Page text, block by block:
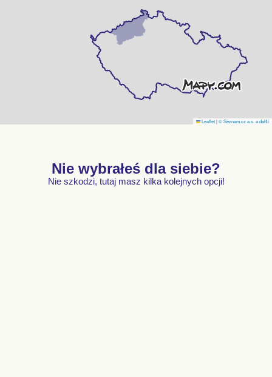
Leaflet|© Seznam.cz a.s. a další
Nie wybrałeś dla siebie?
Nie szkodzi, tutaj masz kilka kolejnych opcji!